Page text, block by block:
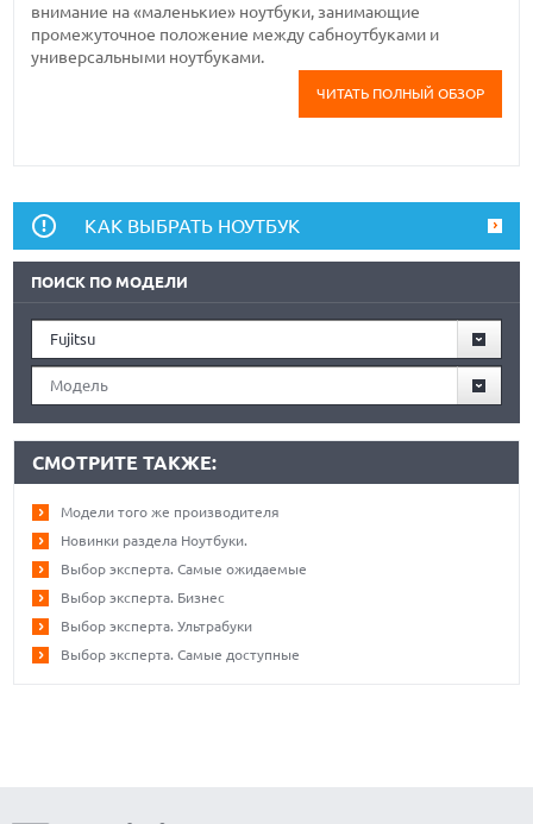
внимание на «маленькие» ноутбуки, занимающие
промежуточное положение между сабноутбуками и
универсальными ноутбуками.
ЧИТАТЬ ПОЛНЫЙ ОБЗОР
КАК ВЫБРАТЬ НОУТБУК
ПОИСК ПО МОДЕЛИ
Fujitsu
Модель
СМОТРИТЕ ТАКЖЕ:
Модели того же производителя
Новинки раздела Ноутбуки.
Выбор эксперта. Самые ожидаемые
Выбор эксперта. Бизнес
Выбор эксперта. Ультрабуки
Выбор эксперта. Самые доступные